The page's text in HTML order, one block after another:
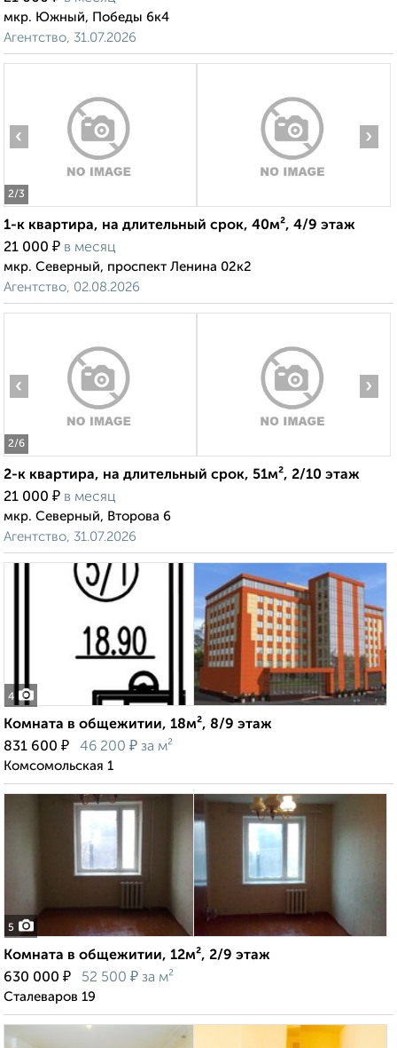
мкр. Южный, Победы 6к4
Агентство, 31.07.2026
2/3
‹ ›
1-к квартира, на длительный срок, 40м², 4/9 этаж
21 000 ₽ в месяц
мкр. Северный, проспект Ленина 02к2
Агентство, 02.08.2026
2/6
‹ ›
2-к квартира, на длительный срок, 51м², 2/10 этаж
21 000 ₽ в месяц
мкр. Северный, Второва 6
Агентство, 31.07.2026
4
Комната в общежитии, 18м², 8/9 этаж
831 600 ₽ 46 200 ₽ за м²
Комсомольская 1
5
Комната в общежитии, 12м², 2/9 этаж
630 000 ₽ 52 500 ₽ за м²
Сталеваров 19